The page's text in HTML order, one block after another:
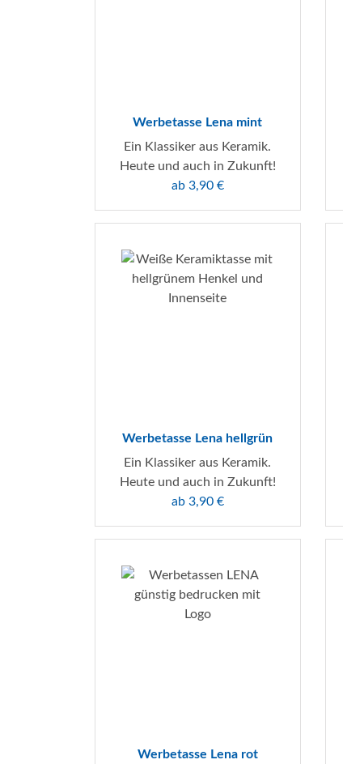
Werbetasse Lena mint
Ein Klassiker aus Keramik.
Heute und auch in Zukunft!
ab 3,90 €
Werbetasse Lena hellgrün
Ein Klassiker aus Keramik.
Heute und auch in Zukunft!
ab 3,90 €
Werbetasse Lena rot